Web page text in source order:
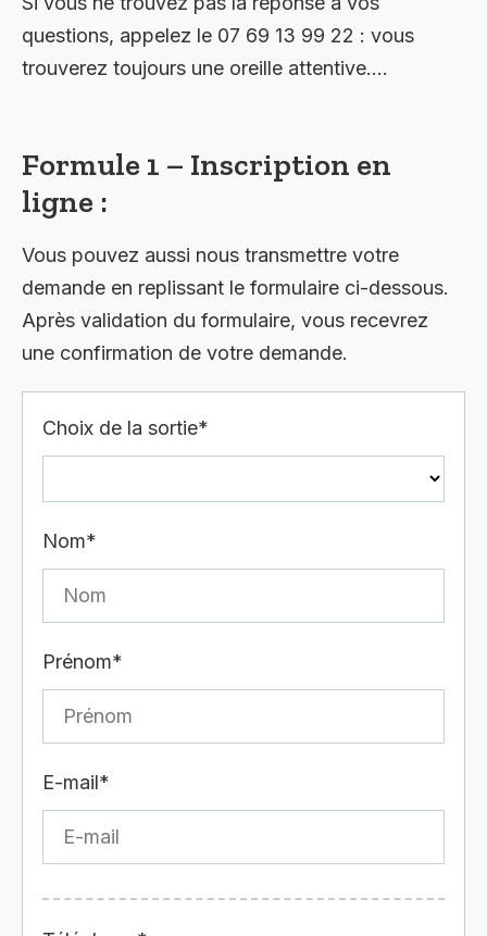
questions, appelez le 07 69 13 99 22 : vous
trouverez toujours une oreille attentive….
Formule 1 – Inscription en
ligne :
Vous pouvez aussi nous transmettre votre
demande en replissant le formulaire ci-dessous.
Après validation du formulaire, vous recevrez
une confirmation de votre demande.
Choix de la sortie*
Nom*
Prénom*
E-mail*